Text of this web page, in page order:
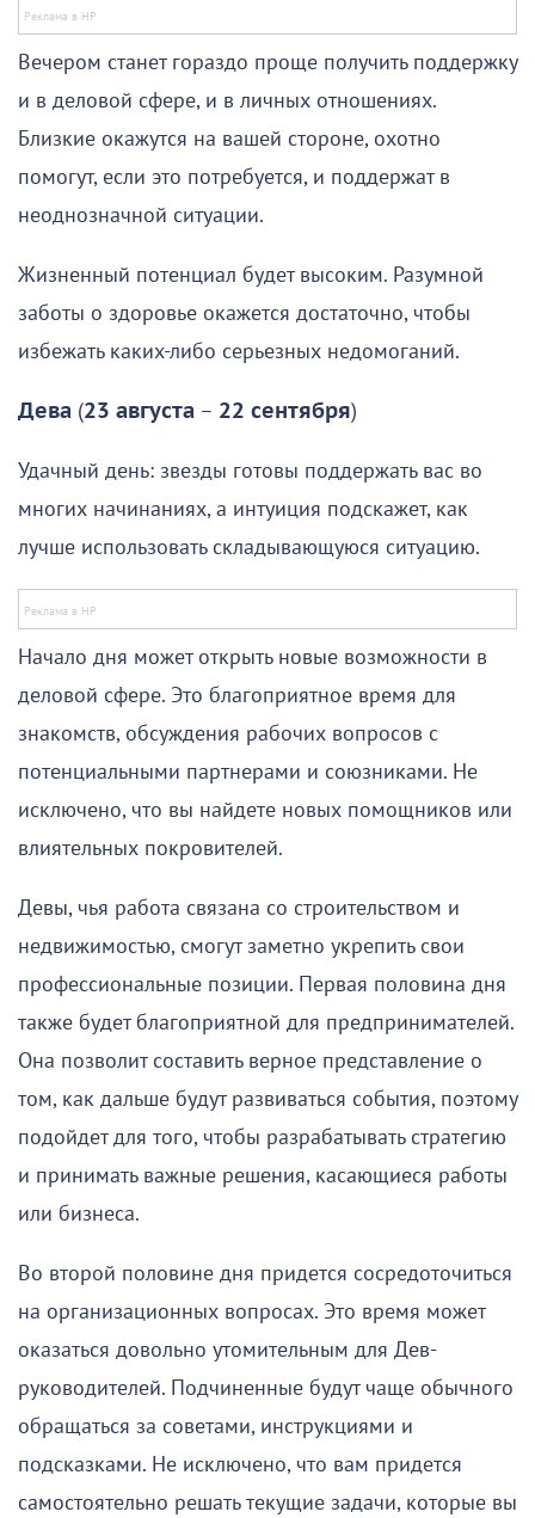
Вечером станет гораздо проще получить поддержку
и в деловой сфере, и в личных отношениях.
Близкие окажутся на вашей стороне, охотно
помогут, если это потребуется, и поддержат в
неоднозначной ситуации.
Жизненный потенциал будет высоким. Разумной
заботы о здоровье окажется достаточно, чтобы
избежать каких-либо серьезных недомоганий.
Дева (23 августа – 22 сентября)
Удачный день: звезды готовы поддержать вас во
многих начинаниях, а интуиция подскажет, как
лучше использовать складывающуюся ситуацию.
Начало дня может открыть новые возможности в
деловой сфере. Это благоприятное время для
знакомств, обсуждения рабочих вопросов с
потенциальными партнерами и союзниками. Не
исключено, что вы найдете новых помощников или
влиятельных покровителей.
Девы, чья работа связана со строительством и
недвижимостью, смогут заметно укрепить свои
профессиональные позиции. Первая половина дня
также будет благоприятной для предпринимателей.
Она позволит составить верное представление о
том, как дальше будут развиваться события, поэтому
подойдет для того, чтобы разрабатывать стратегию
и принимать важные решения, касающиеся работы
или бизнеса.
Во второй половине дня придется сосредоточиться
на организационных вопросах. Это время может
оказаться довольно утомительным для Дев-
руководителей. Подчиненные будут чаще обычного
обращаться за советами, инструкциями и
подсказками. Не исключено, что вам придется
самостоятельно решать текущие задачи, которые вы